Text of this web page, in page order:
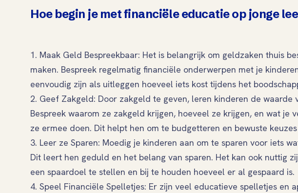
Hoe begin je met financiële educatie op jonge
1. Maak Geld Bespreekbaar: Het is belangrijk om geldzaken thuis
maken. Bespreek regelmatig financiële onderwerpen met je
eenvoudig zijn als uitleggen hoeveel iets kost tijdens het
2. Geef Zakgeld: Door zakgeld te geven, leren kinderen de waarde
Bespreek waarom ze zakgeld krijgen, hoeveel ze krijgen, en wat je
ze ermee doen. Dit helpt hen om te budgetteren en bewuste
3. Leer ze Sparen: Moedig je kinderen aan om te sparen voor iets
Dit leert hen geduld en het belang van sparen. Het kan ook nuttig
een spaardoel te stellen en bij te houden hoeveel er al gespaard is.
4. Speel Financiële Spelletjes: Er zijn veel educatieve spelletjes en